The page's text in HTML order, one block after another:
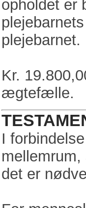
opholdet er
plejebarnet.
Kr.
ægtefælle.
I
det er